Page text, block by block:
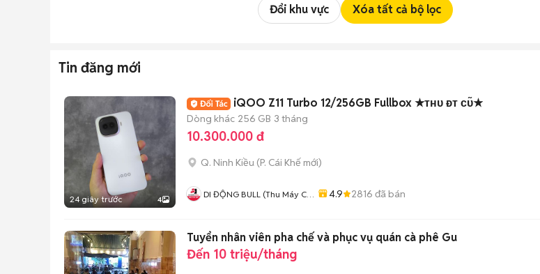
Đổi khu vực Xóa tất cả bộ lọc
Tin đăng mới
24 giây trước 4
iQOO Z11 Turbo 12/256GB Fullbox ★ᴛʜᴜ ᴆᴛ ᴄᴜ̃★
Dòng khác 256 GB 3 tháng
10.300.000 đ
Q. Ninh Kiều (P. Cái Khế mới)
DI ĐỘNG BULL (Thu Máy Cũ -
4.9 2816 đã bán
Tuyển nhân viên pha chế và phục vụ quán cà phê Gu
Đến 10 triệu/tháng